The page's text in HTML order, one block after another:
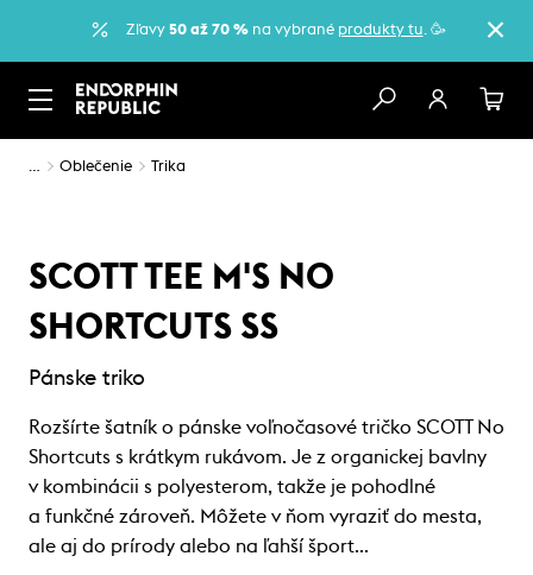
Zľavy 50 až 70 %na vybrané produkty tu. 🥳
… Oblečenie Trika
SCOTT TEE M'S NO
SHORTCUTS SS
Pánske triko
Rozšírte šatník o pánske voľnočasové tričko SCOTT No
Shortcuts s krátkym rukávom. Je z organickej bavlny
v kombinácii s polyesterom, takže je pohodlné
a funkčné zároveň. Môžete v ňom vyraziť do mesta,
ale aj do prírody alebo na ľahší šport…